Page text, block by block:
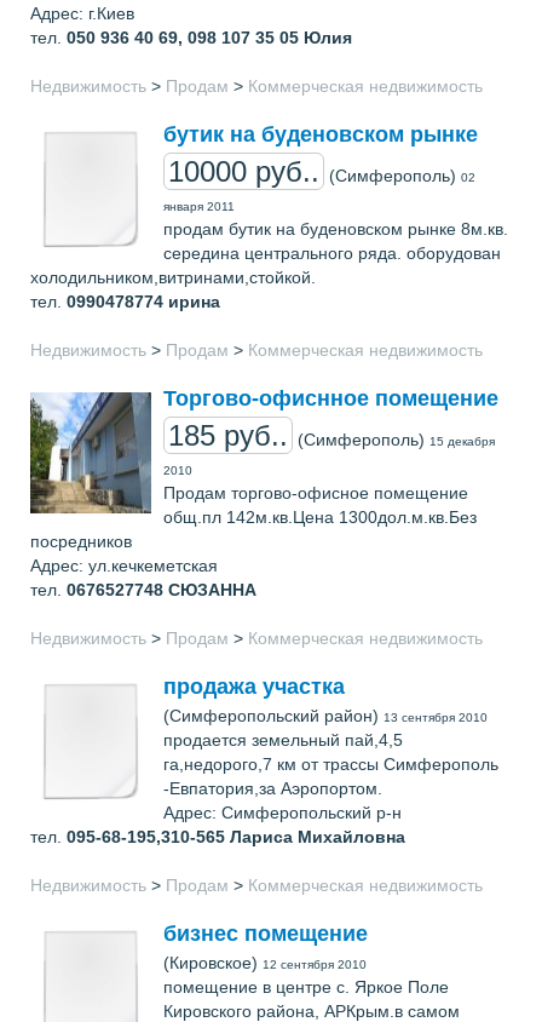
Адрес: г.Киев
тел. 050 936 40 69, 098 107 35 05 Юлия
Недвижимость > Продам > Коммерческая недвижимость
бутик на буденовском рынке
10000 руб.. (Симферополь) 02
января 2011
продам бутик на буденовском рынке 8м.кв.
середина центрального ряда. оборудован
холодильником,витринами,стойкой.
тел. 0990478774 ирина
Недвижимость > Продам > Коммерческая недвижимость
Торгово-офиснное помещение
185 руб.. (Симферополь) 15 декабря
2010
Продам торгово-офисное помещение
общ.пл 142м.кв.Цена 1300дол.м.кв.Без
посредников
Адрес: ул.кечкеметская
тел. 0676527748 СЮЗАННА
Недвижимость > Продам > Коммерческая недвижимость
продажа участка
(Симферопольский район) 13 сентября 2010
продается земельный пай,4,5
га,недорого,7 км от трассы Симферополь
-Евпатория,за Аэропортом.
Адрес: Симферопольский р-н
тел. 095-68-195,310-565 Лариса Михайловна
Недвижимость > Продам > Коммерческая недвижимость
бизнес помещение
(Кировское) 12 сентября 2010
помещение в центре с. Яркое Поле
Кировского района, АРКрым.в самом